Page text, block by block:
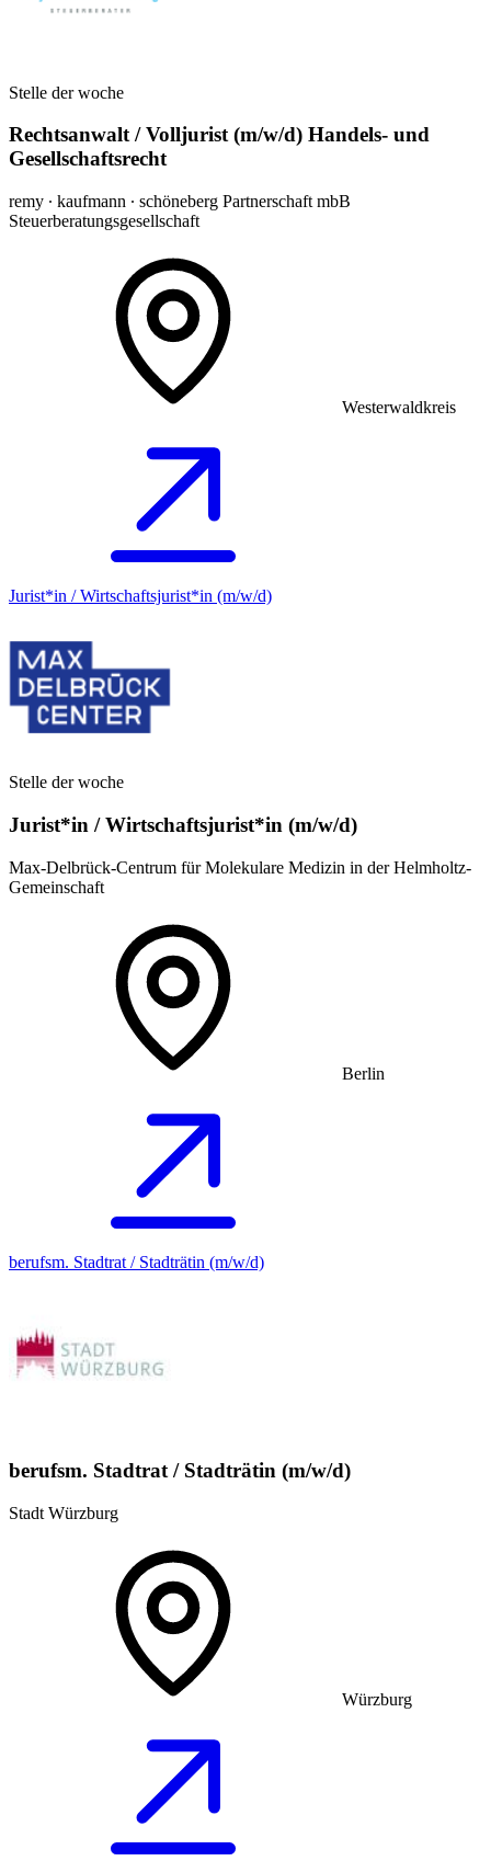
Stelle der woche
Rechtsanwalt / Volljurist (m/w/d) Handels- und
Gesellschaftsrecht
remy ∙ kaufmann ∙ schöneberg Partnerschaft mbB
Steuerberatungsgesellschaft
Westerwaldkreis
Jurist*in / Wirtschafts­jurist*in (m/w/d)
Stelle der woche
Jurist*in / Wirtschafts­jurist*in (m/w/d)
Max-Delbrück-Centrum für Molekulare Medizin in der Helmholtz-
Gemeinschaft
Berlin
berufsm. Stadtrat / Stadträtin (m/w/d)
berufsm. Stadtrat / Stadträtin (m/w/d)
Stadt Würzburg
Würzburg